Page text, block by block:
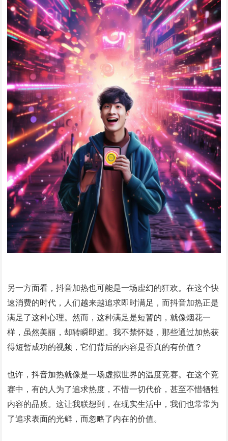
另一方面看，抖音加热也可能是一场虚幻的狂欢。在这个快
速消费的时代，人们越来越追求即时满足，而抖音加热正是
满足了这种心理。然而，这种满足是短暂的，就像烟花一
样，虽然美丽，却转瞬即逝。我不禁怀疑，那些通过加热获
得短暂成功的视频，它们背后的内容是否真的有价值？
也许，抖音加热就像是一场虚拟世界的温度竞赛。在这个竞
赛中，有的人为了追求热度，不惜一切代价，甚至不惜牺牲
内容的品质。这让我联想到，在现实生活中，我们也常常为
了追求表面的光鲜，而忽略了内在的价值。